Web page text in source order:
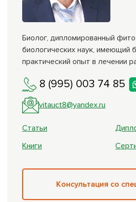
Биолог, дипломированный
биологических наук, имеющий
практический опыт в лечении
8 (995) 003 74 85
vitauct8@yandex.ru
Статьи
Книги
Консультация со